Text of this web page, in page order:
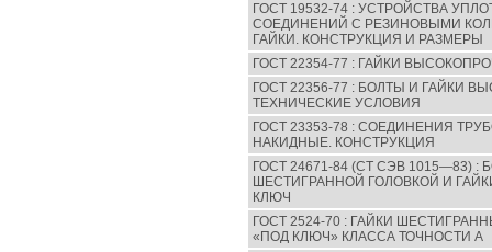
ГОСТ 19532-74 : УСТРОЙСТВА
СОЕДИНЕНИЙ С РЕЗИНОВЫМИ
ГАЙКИ. КОНСТРУКЦИЯ И РАЗМЕРЫ
ГОСТ 22354-77 : ГАЙКИ
ГОСТ 22356-77 : БОЛТЫ И ГАЙКИ
ТЕХНИЧЕСКИЕ УСЛОВИЯ
ГОСТ 23353-78 : СОЕДИНЕНИЯ
НАКИДНЫЕ. КОНСТРУКЦИЯ
ГОСТ 24671-84 (СТ СЭВ 1015—83)
ШЕСТИГРАННОЙ ГОЛОВКОЙ И
КЛЮЧ
ГОСТ 2524-70 : ГАЙКИ
«ПОД КЛЮЧ» КЛАССА ТОЧНОСТИ А